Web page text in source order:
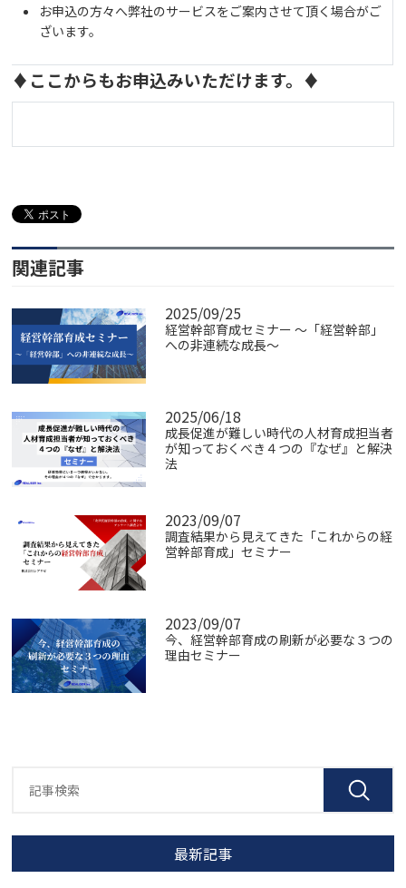
お申込の方々へ弊社のサービスをご案内させて頂く場合がご
ざいます。
♦ここからもお申込みいただけます。♦
関連記事
2025/09/25
経営幹部育成セミナー ～「経営幹部」
への非連続な成長～
2025/06/18
成長促進が難しい時代の人材育成担当者
が知っておくべき４つの『なぜ』と解決
法
2023/09/07
調査結果から見えてきた「これからの経
営幹部育成」セミナー
2023/09/07
今、経営幹部育成の刷新が必要な３つの
理由セミナー
最新記事